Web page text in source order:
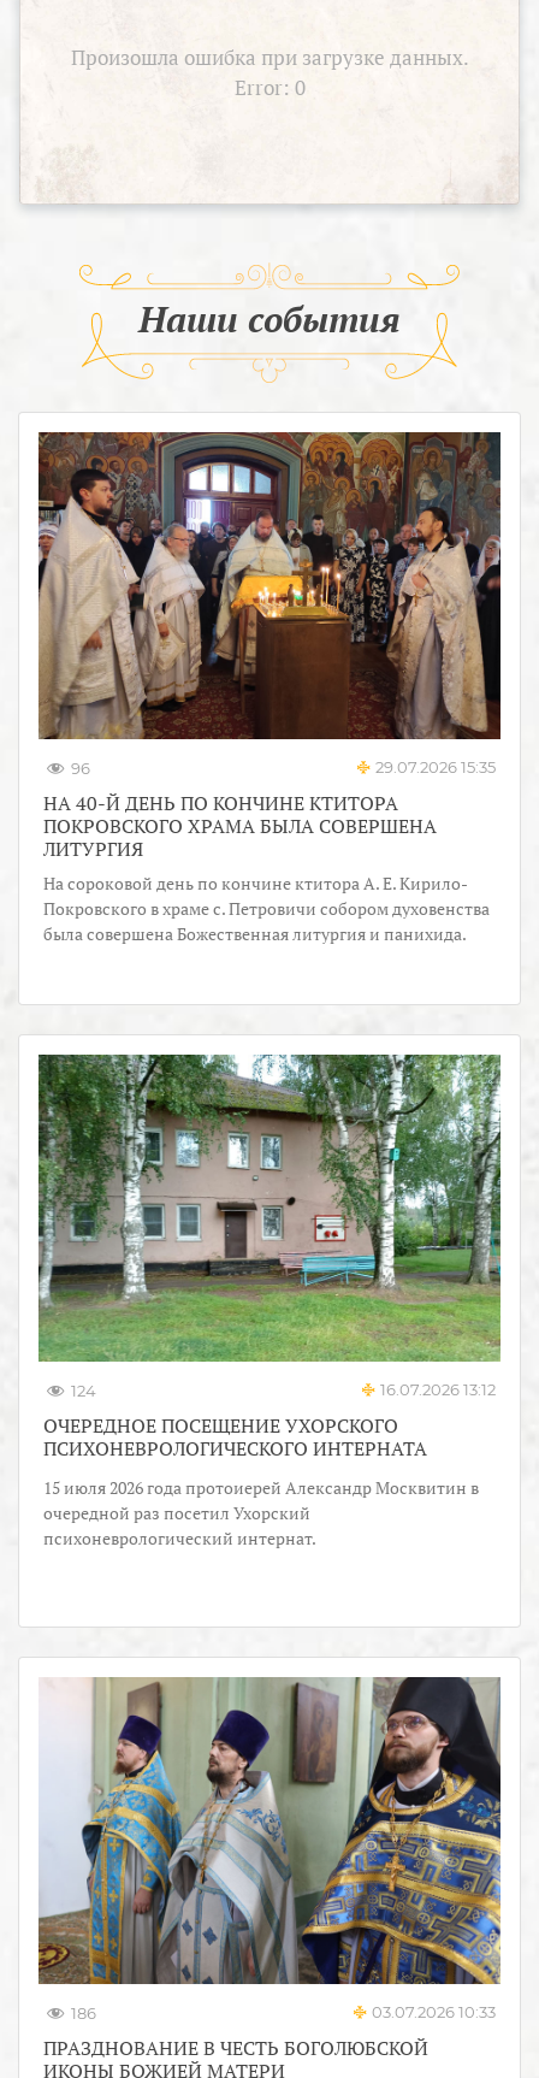
Произошла ошибка при загрузке данных.
Error: 0
Наши события
96 29.07.2026 15:35
НА 40-Й ДЕНЬ ПО КОНЧИНЕ КТИТОРА
ПОКРОВСКОГО ХРАМА БЫЛА СОВЕРШЕНА
ЛИТУРГИЯ
На сороковой день по кончине ктитора А. Е. Кирило-
Покровского в храме с. Петровичи собором духовенства
была совершена Божественная литургия и панихида.
124 16.07.2026 13:12
ОЧЕРЕДНОЕ ПОСЕЩЕНИЕ УХОРСКОГО
ПСИХОНЕВРОЛОГИЧЕСКОГО ИНТЕРНАТА
15 июля 2026 года протоиерей Александр Москвитин в
очередной раз посетил Ухорский
психоневрологический интернат.
186 03.07.2026 10:33
ПРАЗДНОВАНИЕ В ЧЕСТЬ БОГОЛЮБСКОЙ
ИКОНЫ БОЖИЕЙ МАТЕРИ